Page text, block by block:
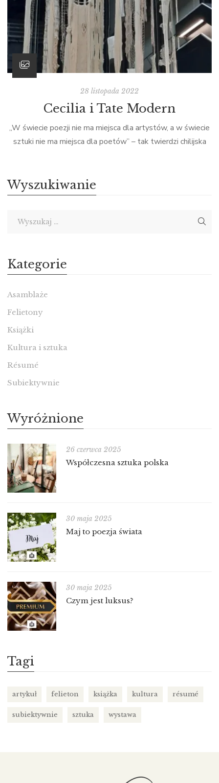
28 listopada 2022
Cecilia i Tate Modern
„W świecie poezji nie ma miejsca dla artystów, a w świecie
sztuki nie ma miejsca dla poetów” – tak twierdzi chilijska
zobaczenie w ludziach ich złożoności. Wtłacza się nas co
chwilę w ramki i schematy, […]
Wyszukiwanie
Kategorie
Asamblaże
Felietony
Książki
Kultura i sztuka
Résumé
Subiektywnie
Wyróżnione
26 czerwca 2025
Współczesna sztuka polska
30 maja 2025
Maj to poezja świata
30 maja 2025
Czym jest luksus?
Tagi
artykuł felieton książka kultura résumé
subiektywnie sztuka wystawa